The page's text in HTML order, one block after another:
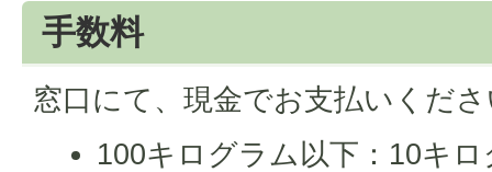
手数料
窓口にて、現金でお支払いくだ
100キログラム以下：10キ